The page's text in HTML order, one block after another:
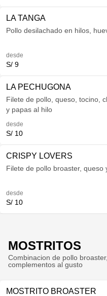
LA TANGA
Pollo desilachado en hilos,
desde
S/ 9
LA PECHUGONA
Filete de pollo, queso, tocino,
y papas al hilo
desde
S/ 10
CRISPY LOVERS
Filete de pollo broaster, queso
desde
S/ 10
MOSTRITOS
Combinacion de pollo
complementos al gusto
MOSTRITO BROASTER